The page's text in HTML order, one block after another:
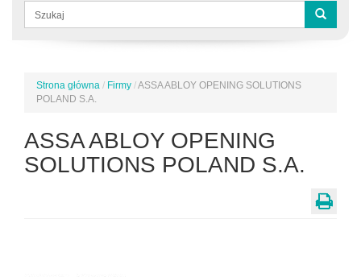
Formularz
wyszukiwania
Jesteś
tutaj
Strona główna / Firmy /ASSA ABLOY OPENING SOLUTIONS
POLAND S.A.
ASSA ABLOY OPENING
SOLUTIONS POLAND S.A.